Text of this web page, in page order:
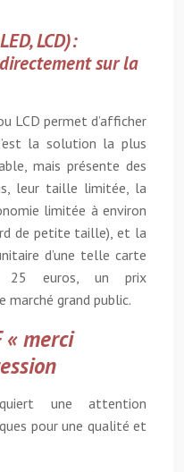
LCD):
sur la
LCD permet d’afficher
la solution la plus
mais présente des
leur taille limitée, la
limitée à environ
de petite taille), et la
d’une telle carte
25 euros, un prix
grand public.
« merci
une attention
pour une qualité et